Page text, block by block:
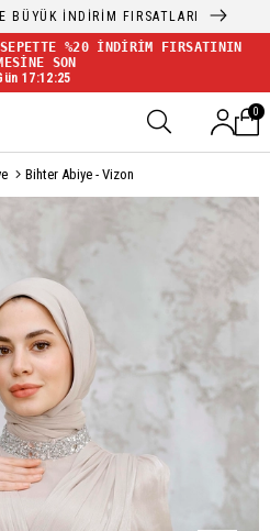
BÜYÜK İNDİRİM FIRSATLARI
%20 İNDİRİM FIRSATININ
SON
17:12:25
0
Bihter Abiye - Vizon